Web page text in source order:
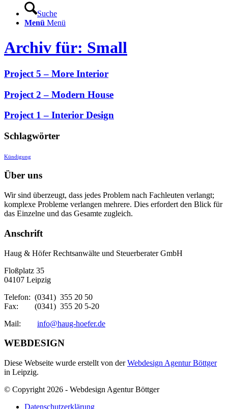
Suche
Menü Menü
Archiv für: Small
Project 5 – More Interior
Project 2 – Modern House
Project 1 – Interior Design
Schlagwörter
Kündigung
Über uns
Wir sind überzeugt, dass jedes Problem nach Fachleuten verlangt;
komplexe Probleme verlangen mehrere. Dies erfordert den Blick für
das Einzelne und das Gesamte zugleich.
Anschrift
Haug & Höfer Rechtsanwälte und Steuerberater GmbH
Floßplatz 35
04107 Leipzig
Telefon: (0341) 355 20 50
Fax: (0341) 355 20 5-20
Mail: info@haug-hoefer.de
WEBDESIGN
Diese Webseite wurde erstellt von derWebdesign Agentur Böttger
in Leipzig.
© Copyright 2026 - Webdesign Agentur Böttger
Datenschutzerklärung